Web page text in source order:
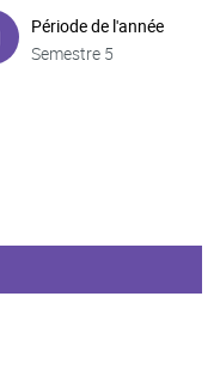
Période de l'année
Semestre 5